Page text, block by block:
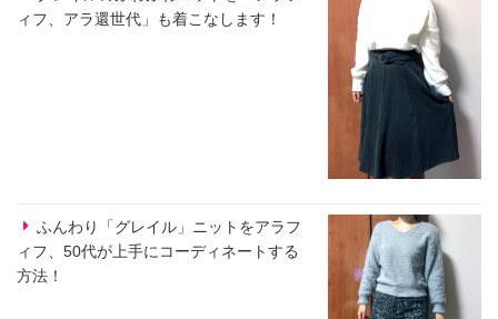
ィフ、アラ還世代」も着こなします！
ふんわり「グレイル」ニットをアラフ
ィフ、50代が上手にコーディネートする
方法！